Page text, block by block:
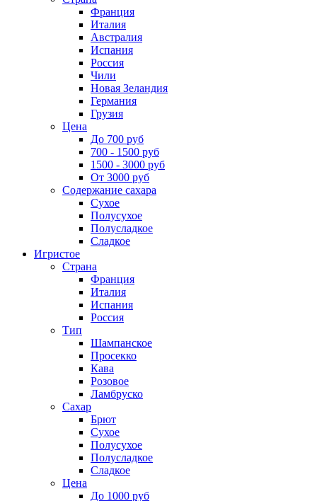
Франция
Италия
Австралия
Испания
Россия
Чили
Новая Зеландия
Германия
Грузия
Цена
До 700 руб
700 - 1500 руб
1500 - 3000 руб
От 3000 руб
Содержание сахара
Сухое
Полусухое
Полусладкое
Сладкое
Игристое
Страна
Франция
Италия
Испания
Россия
Тип
Шампанское
Просекко
Кава
Розовое
Ламбруско
Сахар
Брют
Сухое
Полусухое
Полусладкое
Сладкое
Цена
До 1000 руб